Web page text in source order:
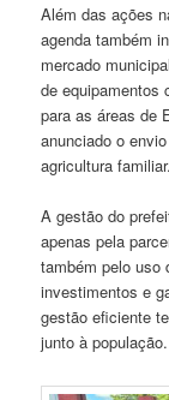
Além das ações
agenda também
mercado
de equipamentos
para as áreas de
anunciado o
agricultura familiar.
A gestão do
apenas pela
também pelo uso
investimentos e
gestão eficiente
junto à população.